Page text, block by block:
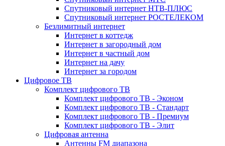
Спутниковый интернет НТВ-ПЛЮС
Спутниковый интернет РОСТЕЛЕКОМ
Безлимитный интернет
Интернет в коттедж
Интернет в загородный дом
Интернет в частный дом
Интернет на дачу
Интернет за городом
Цифровое ТВ
Комплект цифрового ТВ
Комплект цифрового ТВ - Эконом
Комплект цифрового ТВ - Стандарт
Комплект цифрового ТВ - Премиум
Комплект цифрового ТВ - Элит
Цифровая антенна
Антенны FM диапазона